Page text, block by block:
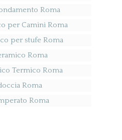
Roma
per Camini Roma
per stufe Roma
Roma
Termico Roma
Roma
Roma